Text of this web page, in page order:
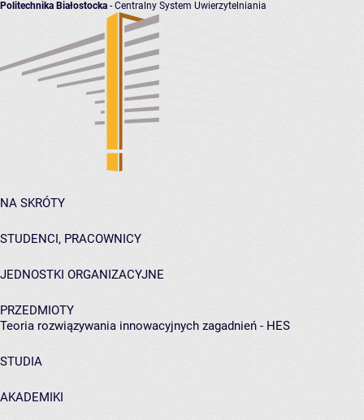
Politechnika Białostocka - Centralny System Uwierzytelniania
NA SKRÓTY
STUDENCI, PRACOWNICY
JEDNOSTKI ORGANIZACYJNE
PRZEDMIOTY
Teoria rozwiązywania innowacyjnych zagadnień - HES
STUDIA
AKADEMIKI